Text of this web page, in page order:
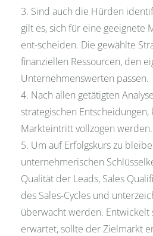
Sind auch die Hürden
gilt es, sich für eine geeignete
ent-scheiden. Die gewählte
finanziellen Ressourcen, den
Unternehmenswerten passen.
Nach allen getätigten
strategischen
Markteintritt vollzogen werden.
Um auf Erfolgskurs zu
unternehmerischen
Qualität der Leads, Sales
des Sales-Cycles und
überwacht werden. Entwickelt
erwartet, sollte der Zielmarkt